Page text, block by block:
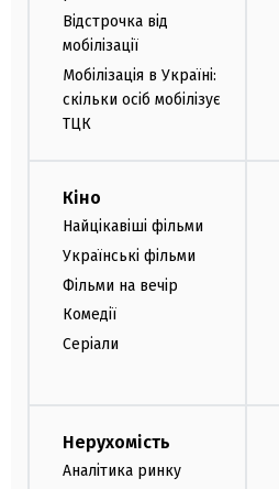
Відстрочка від
мобілізації
Мобілізація в Україні:
скільки осіб мобілізує
ТЦК
Кіно
Найцікавіші фільми
Українські фільми
Фільми на вечір
Комедії
Серіали
Нерухомість
Аналітика ринку